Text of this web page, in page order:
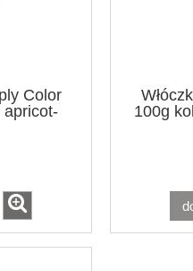
Color
apricot-
100g